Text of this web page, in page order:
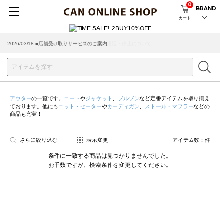
カート
0
BRAND
2026/07/29 ■【お知らせ】ヤマト運輸の配送遅延・停止について
2026/03/18 ■店舗受け取りサービスのご案内
アウターの一覧です。 コート やジャケット ブルゾンなど定番アイテムを取り揃え
ております。他にも ニット・セーターやカーディガン ストール・マフラーなどの
商品も充実！
さらに絞り込む 表示変更 アイテム数： 件
条件に一致する商品は見つかりませんでした。
お手数ですが、検索条件を変更してください。